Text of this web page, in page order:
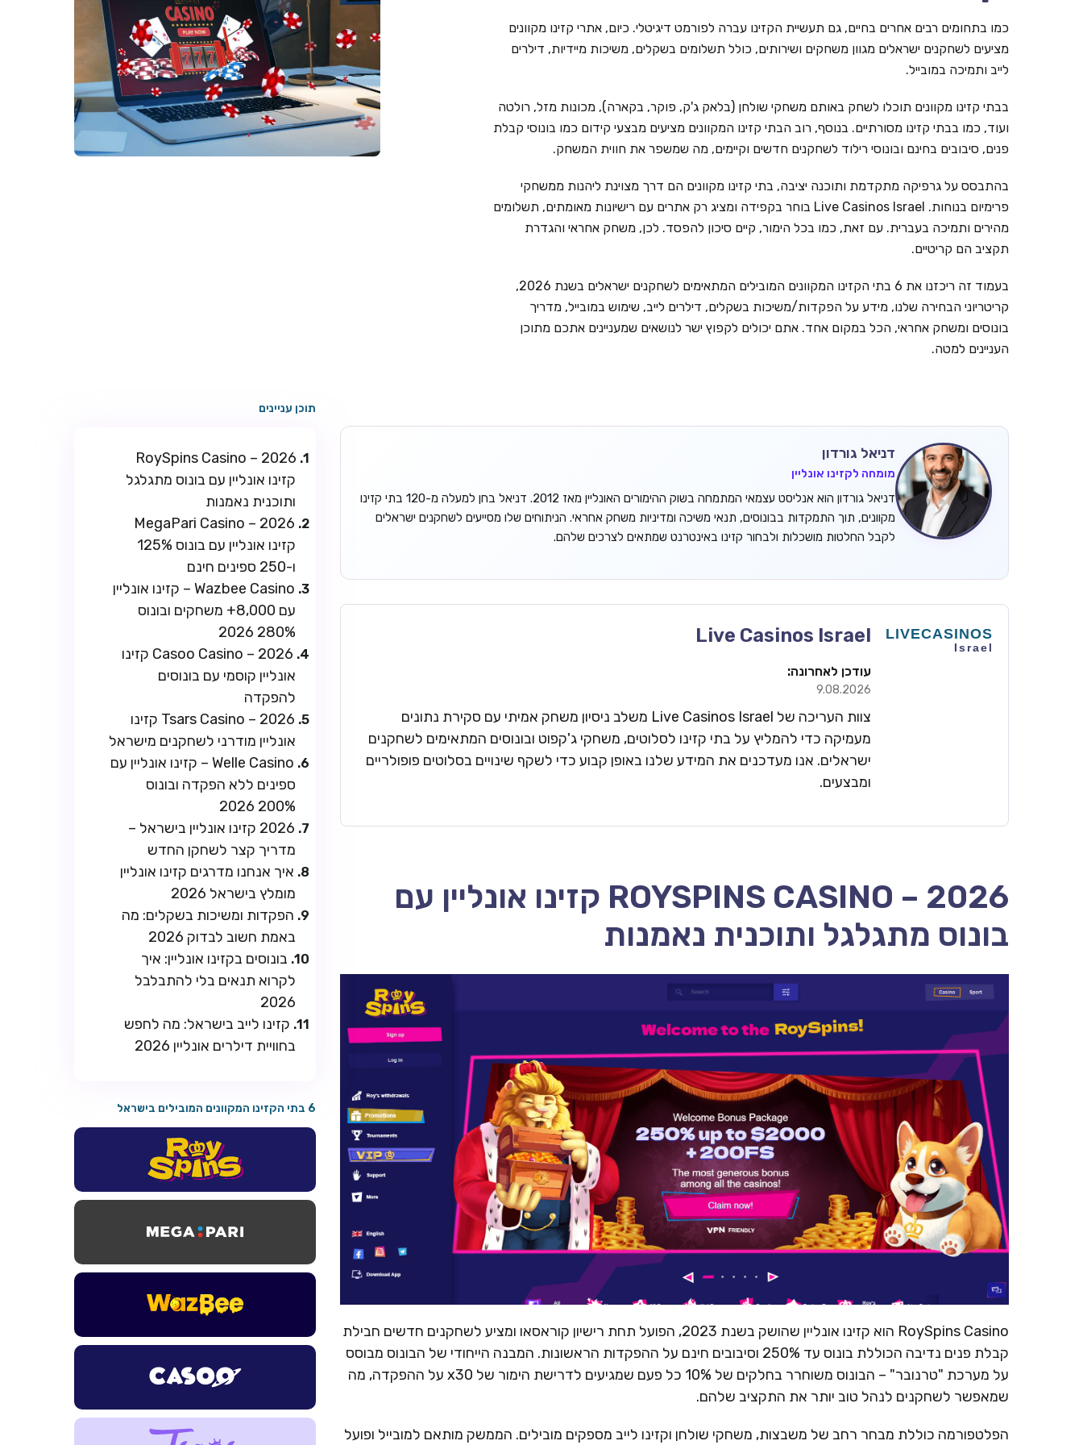
כמו בתחומים רבים אחרים בחיים, גם תעשיית הקזינו עברה לפורמט דיגיטלי. כיום, אתרי קזינו מקוונים
מציעים לשחקנים ישראלים מגוון משחקים ושירותים, כולל תשלומים בשקלים, משיכות מיידיות, דילרים
לייב ותמיכה במובייל.
בבתי קזינו מקוונים תוכלו לשחק באותם משחקי שולחן (בלאק ג'ק, פוקר, בקארה), מכונות מזל, רולטה
ועוד, כמו בבתי קזינו מסורתיים. בנוסף, רוב הבתי קזינו המקוונים מציעים מבצעי קידום כמו בונוסי קבלת
פנים, סיבובים בחינם ובונוסי רילוד לשחקנים חדשים וקיימים, מה שמשפר את חווית המשחק.
בהתבסס על גרפיקה מתקדמת ותוכנה יציבה, בתי קזינו מקוונים הם דרך מצוינת ליהנות ממשחקי
פרימיום בנוחות. Live Casinos Israel בוחר בקפידה ומציג רק אתרים עם רישיונות מאומתים, תשלומים
מהירים ותמיכה בעברית. עם זאת, כמו בכל הימור, קיים סיכון להפסד. לכן, משחק אחראי והגדרת
תקציב הם קריטיים.
בעמוד זה ריכזנו את 6 בתי הקזינו המקוונים המובילים המתאימים לשחקנים ישראלים בשנת 2026,
קריטריוני הבחירה שלנו, מידע על הפקדות/משיכות בשקלים, דילרים לייב, שימוש במובייל, מדריך
בונוסים ומשחק אחראי, הכל במקום אחד. אתם יכולים לקפוץ ישר לנושאים שמעניינים אתכם מתוכן
העניינים למטה.
דניאל גורדון
מומחה לקזינו אונליין
דניאל גורדון הוא אנליסט עצמאי המתמחה בשוק ההימורים האונליין מאז 2012. דניאל בחן למעלה מ-120 בתי קזינו
מקוונים, תוך התמקדות בבונוסים, תנאי משיכה ומדיניות משחק אחראי. הניתוחים שלו מסייעים לשחקנים ישראלים
לקבל החלטות מושכלות ולבחור קזינו באינטרנט שמתאים לצרכים שלהם.
Live Casinos Israel
עודכן לאחרונה:
9.08.2026
צוות העריכה של Live Casinos Israel משלב ניסיון משחק אמיתי עם סקירת נתונים
מעמיקה כדי להמליץ על בתי קזינו לסלוטים, משחקי ג'קפוט ובונוסים המתאימים לשחקנים
ישראלים. אנו מעדכנים את המידע שלנו באופן קבוע כדי לשקף שינויים בסלוטים פופולריים
ומבצעים.
ROYSPINS CASINO – 2026 קזינו אונליין עם
בונוס מתגלגל ותוכנית נאמנות
RoySpins Casino הוא קזינו אונליין שהושק בשנת 2023, הפועל תחת רישיון קוראסאו ומציע לשחקנים חדשים חבילת
קבלת פנים נדיבה הכוללת בונוס עד 250% וסיבובים חינם על ההפקדות הראשונות. המבנה הייחודי של הבונוס מבוסס
על מערכת "טרנובר" – הבונוס משוחרר בחלקים של 10% כל פעם שמגיעים לדרישת הימור של x30 על ההפקדה, מה
שמאפשר לשחקנים לנהל טוב יותר את התקציב שלהם.
הפלטפורמה כוללת מבחר רחב של משבצות, משחקי שולחן וקזינו לייב מספקים מובילים. הממשק מותאם למובייל ופועל
תוכן עניינים
RoySpins Casino – 2026
קזינו אונליין עם בונוס מתגלגל
ותוכנית נאמנות
MegaPari Casino – 2026
קזינו אונליין עם בונוס 125%
ו-250 ספינים חינם
Wazbee Casino – קזינו אונליין
עם 8,000+ משחקים ובונוס
280% 2026
Casoo Casino – 2026 קזינו
אונליין קוסמי עם בונוסים
להפקדה
Tsars Casino – 2026 קזינו
אונליין מודרני לשחקנים מישראל
Welle Casino – קזינו אונליין עם
ספינים ללא הפקדה ובונוס
200% 2026
2026 קזינו אונליין בישראל –
מדריך קצר לשחקן החדש
איך אנחנו מדרגים קזינו אונליין
מומלץ בישראל 2026
הפקדות ומשיכות בשקלים: מה
באמת חשוב לבדוק 2026
בונוסים בקזינו אונליין: איך
לקרוא תנאים בלי להתבלבל
2026
קזינו לייב בישראל: מה לחפש
בחוויית דילרים אונליין 2026
6 בתי הקזינו המקוונים המובילים בישראל